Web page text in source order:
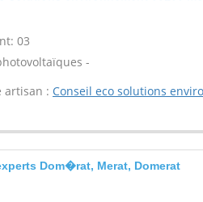
03
-
artisan : Conseil eco solutions
Dom�rat, Merat, Domerat